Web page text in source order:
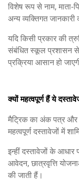
विशेष रूप से नाम, माता-
अन्य व्यक्तिगत
यदि किसी प्रकार की
संबंधित स्कूल प्रशासन
प्रक्रिया आसान हो
क्यों महत्वपूर्ण हैं ये
मैट्रिक का अंक पत्र और
महत्वपूर्ण दस्तावेजों में
इन्हीं दस्तावेजों के आधार
आवेदन, छात्रवृत्ति
की जाती हैं।